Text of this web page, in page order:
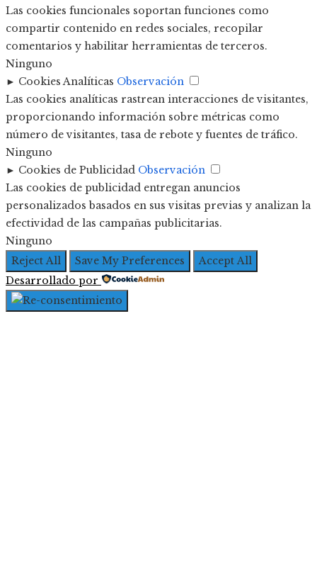
Las cookies funcionales soportan funciones como
compartir contenido en redes sociales, recopilar
comentarios y habilitar herramientas de terceros.
Ninguno
► Cookies Analíticas Observación
Las cookies analíticas rastrean interacciones de visitantes,
proporcionando información sobre métricas como
número de visitantes, tasa de rebote y fuentes de tráfico.
Ninguno
► Cookies de Publicidad Observación
Las cookies de publicidad entregan anuncios
personalizados basados en sus visitas previas y analizan la
efectividad de las campañas publicitarias.
Ninguno
Reject All
Save My Preferences
Accept All
Desarrollado por